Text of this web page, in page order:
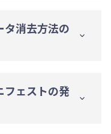
タ消去方法の
フェストの発